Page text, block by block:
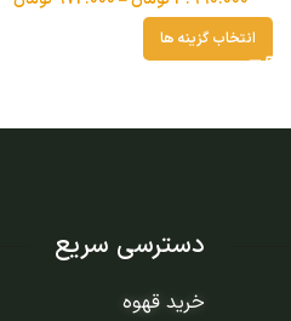
انتخاب گزینه ها
دسترسی سریع
خرید قهوه